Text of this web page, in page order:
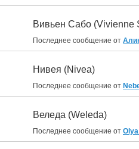
Вивьен Сабо (Vivienne
Последнее сообщение от
Нивея (Nivea)
Последнее сообщение от
Веледа (Weleda)
Последнее сообщение от